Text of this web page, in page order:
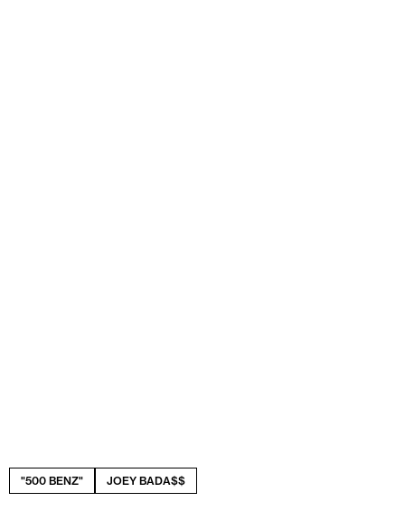
"500 BENZ" JOEY BADA$$